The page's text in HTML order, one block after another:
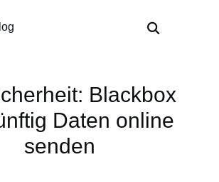
Blackbox
Daten online
senden